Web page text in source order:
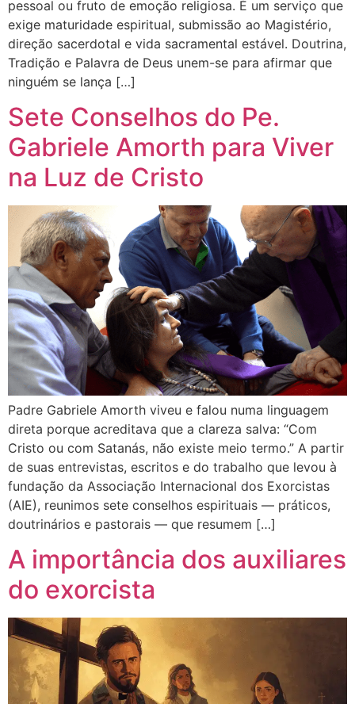
pessoal ou fruto de emoção religiosa. É um serviço que
exige maturidade espiritual, submissão ao Magistério,
direção sacerdotal e vida sacramental estável. Doutrina,
Tradição e Palavra de Deus unem-se para afirmar que
ninguém se lança […]
Sete Conselhos do Pe.
Gabriele Amorth para Viver
na Luz de Cristo
Padre Gabriele Amorth viveu e falou numa linguagem
direta porque acreditava que a clareza salva: “Com
Cristo ou com Satanás, não existe meio termo.” A partir
de suas entrevistas, escritos e do trabalho que levou à
fundação da Associação Internacional dos Exorcistas
(AIE), reunimos sete conselhos espirituais — práticos,
doutrinários e pastorais — que resumem […]
A importância dos auxiliares
do exorcista